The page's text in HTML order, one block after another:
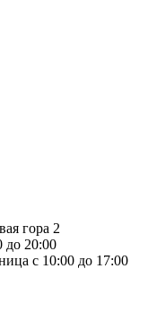
гора 2
до 20:00
с 10:00 до 17:00